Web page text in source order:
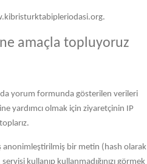
amaçla topluyoruz
yorum formunda gösterilen verileri
yardımcı olmak için ziyaretçinin IP
bir metin (hash olarak
kullanıp kullanmadığınızı görmek